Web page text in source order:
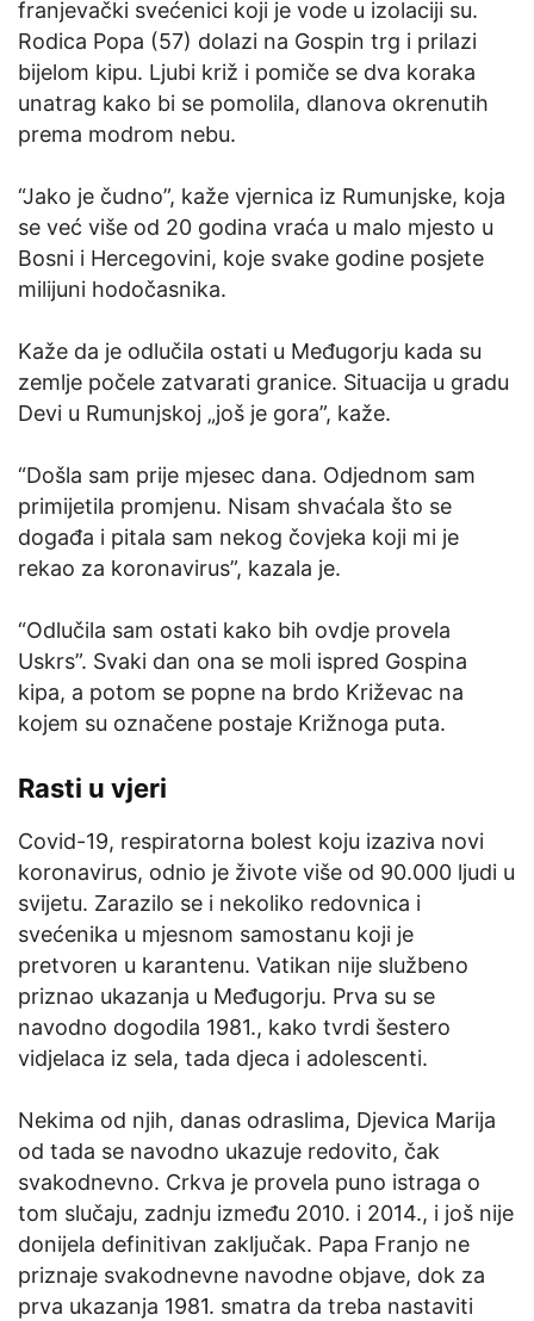
franjevački svećenici koji je vode u izolaciji su.
Rodica Popa (57) dolazi na Gospin trg i prilazi
bijelom kipu. Ljubi križ i pomiče se dva koraka
unatrag kako bi se pomolila, dlanova okrenutih
prema modrom nebu.
“Jako je čudno”, kaže vjernica iz Rumunjske, koja
se već više od 20 godina vraća u malo mjesto u
Bosni i Hercegovini, koje svake godine posjete
milijuni hodočasnika.
Kaže da je odlučila ostati u Međugorju kada su
zemlje počele zatvarati granice. Situacija u gradu
Devi u Rumunjskoj „još je gora”, kaže.
“Došla sam prije mjesec dana. Odjednom sam
primijetila promjenu. Nisam shvaćala što se
događa i pitala sam nekog čovjeka koji mi je
rekao za koronavirus”, kazala je.
“Odlučila sam ostati kako bih ovdje provela
Uskrs”. Svaki dan ona se moli ispred Gospina
kipa, a potom se popne na brdo Križevac na
kojem su označene postaje Križnoga puta.
Rasti u vjeri
Covid-19, respiratorna bolest koju izaziva novi
koronavirus, odnio je živote više od 90.000 ljudi u
svijetu. Zarazilo se i nekoliko redovnica i
svećenika u mjesnom samostanu koji je
pretvoren u karantenu. Vatikan nije službeno
priznao ukazanja u Međugorju. Prva su se
navodno dogodila 1981., kako tvrdi šestero
vidjelaca iz sela, tada djeca i adolescenti.
Nekima od njih, danas odraslima, Djevica Marija
od tada se navodno ukazuje redovito, čak
svakodnevno. Crkva je provela puno istraga o
tom slučaju, zadnju između 2010. i 2014., i još nije
donijela definitivan zaključak. Papa Franjo ne
priznaje svakodnevne navodne objave, dok za
prva ukazanja 1981. smatra da treba nastaviti